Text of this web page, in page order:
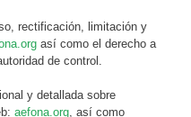
rectificación, limitación y
así como el derecho a
de control.
y detallada sobre
aefona.org, así como